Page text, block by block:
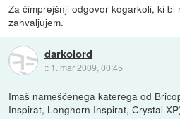
Za čimprejšnji odgovor kogarkoli, ki
zahvaljujem.
darkolord
:: 1. mar 2009, 00:45
Imaš nameščenega katerega od
Inspirat, Longhorn Inspirat, Crystal